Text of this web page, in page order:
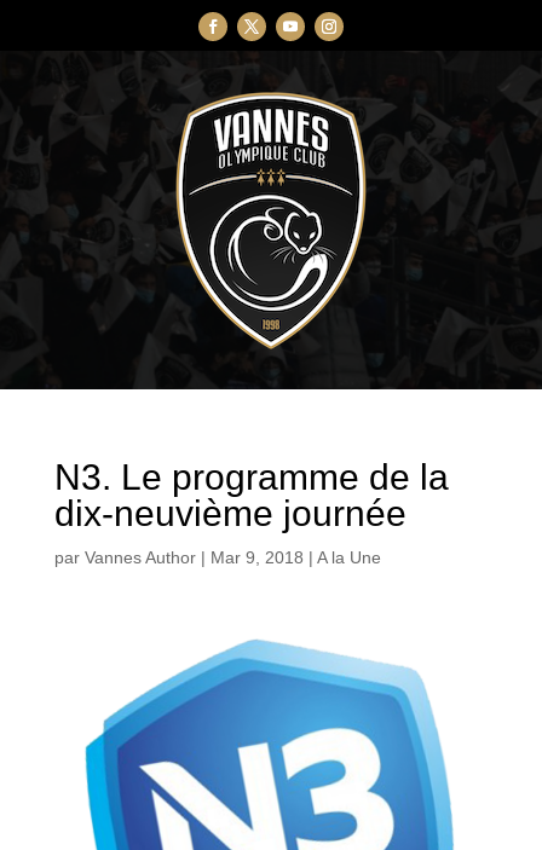
N3. Le programme de la
dix-neuvième journée
par Vannes Author| Mar 9, 2018 | A la Une